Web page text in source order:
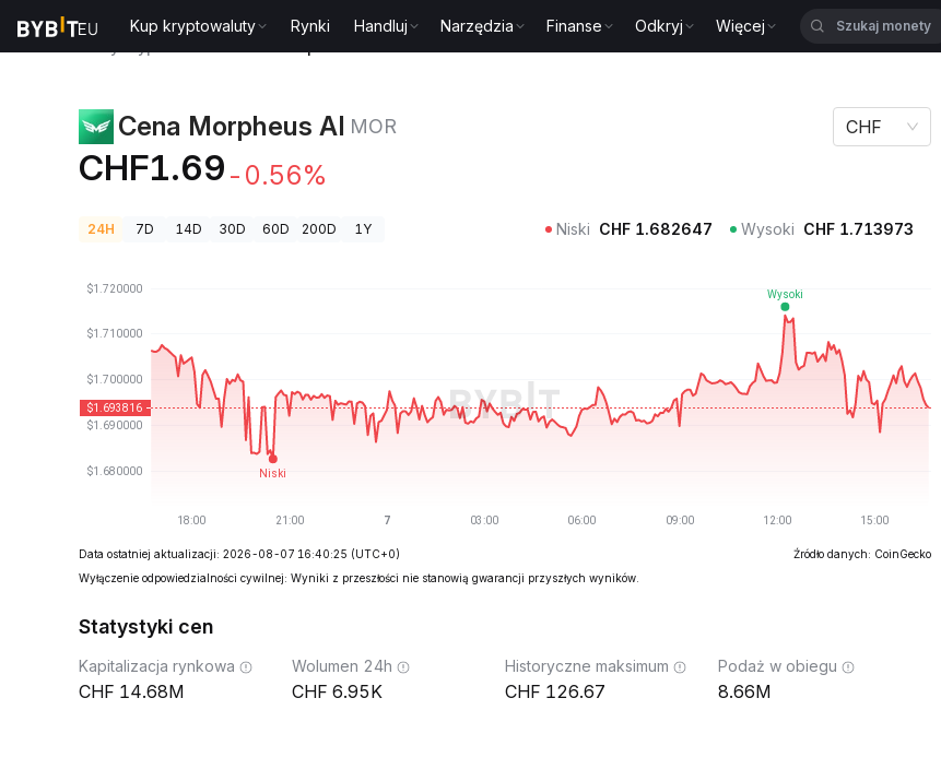
Kup kryptowaluty Rynki Handluj Narzędzia Finanse Odkryj Więcej
Cena Morpheus AI MOR
CHF1.69 -0.56%
CHF
24H 7D 14D 30D 60D 200D 1Y Niski CHF 1.682647 Wysoki CHF 1.713973
Data ostatniej aktualizacji: 2026-08-07 16:40:25 (UTC+0)
Źródło danych: CoinGecko
Wyłączenie odpowiedzialności cywilnej: Wyniki z przeszłości nie stanowią gwarancji przyszłych wyników.
Statystyki cen
Kapitalizacja rynkowa
14.68M
Wolumen 24h
6.95K
Historyczne maksimum
126.67
Podaż w obiegu
8.66M